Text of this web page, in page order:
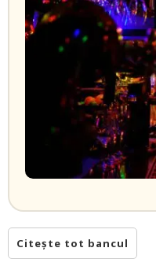
Citește tot bancul